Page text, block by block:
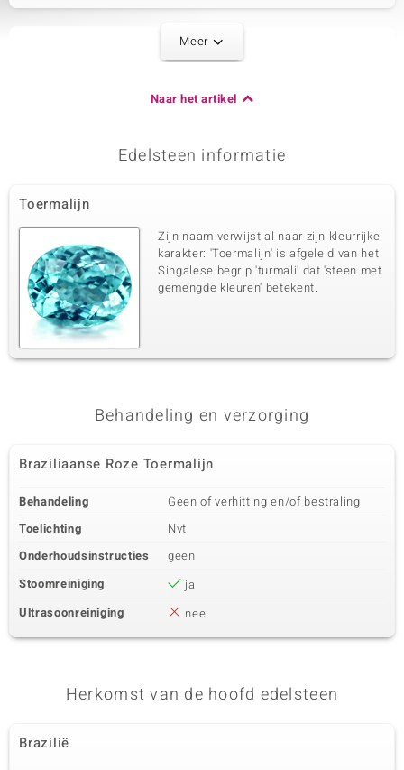
Herkomst
Brazilië
Derde edelsteen
Edelsteen exact
Lagune Toermalijn
Aantal en grootte
2 à 2,9 mm
Karaatgewicht som
0,187 ct
Slijpvorm
Zetting
Bezel
Meer
Naar het artikel
Edelsteen informatie
Toermalijn
Zijn naam verwijst al naar zijn kleurrijke
karakter: 'Toermalijn' is afgeleid van het
Singalese begrip 'turmali' dat 'steen met
gemengde kleuren' betekent.
Behandeling en verzorging
Braziliaanse Roze Toermalijn
Behandeling
Geen of verhitting en/of bestraling
Toelichting
Nvt
Onderhoudsinstructies
geen
Stoomreiniging
ja
Ultrasoonreiniging
nee
Herkomst van de hoofd edelsteen
Brazilië